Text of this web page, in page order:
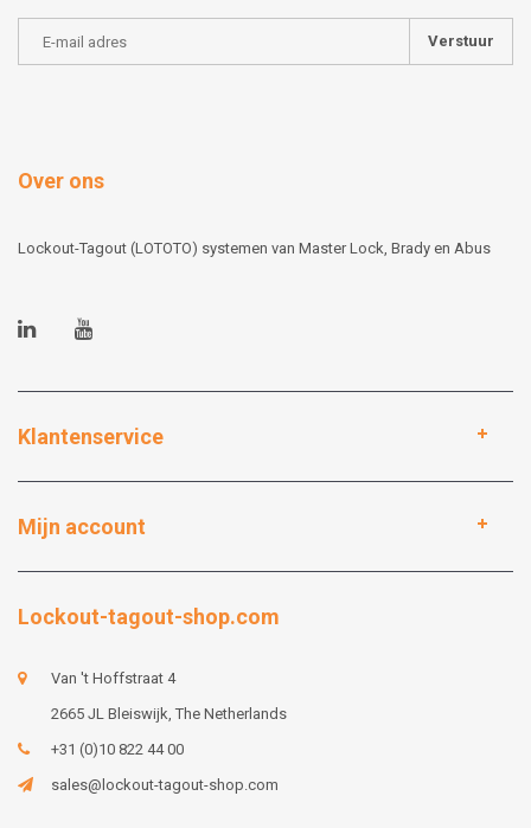
Verstuur
Over ons
Lockout-Tagout (LOTOTO) systemen van Master Lock, Brady en Abus
Klantenservice
Mijn account
Lockout-tagout-shop.com
Van 't Hoffstraat 4
2665 JL Bleiswijk, The Netherlands
+31 (0)10 822 44 00
sales@lockout-tagout-shop.com